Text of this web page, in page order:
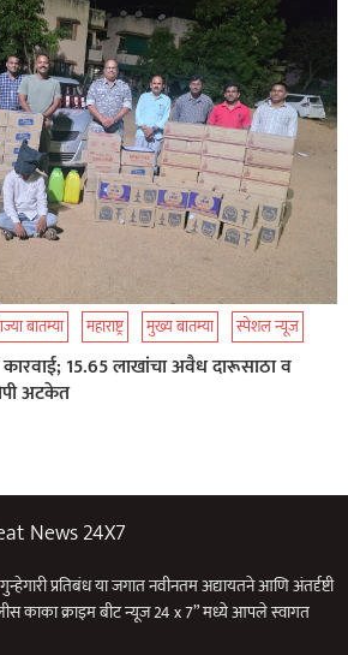
बातम्या महाराष्ट्र मुख्य बातम्या स्पेशल न्यूज
कारवाई; 15.65 लाखांचा अवैध दारूसाठा व
अटकेत
News 24X7
प्रतिबंध या जगात नवीनतम अद्यायतने आणि अंतर्दृष्टी
काका क्राइम बीट न्यूज 24 x 7” मध्ये आपले स्वागत